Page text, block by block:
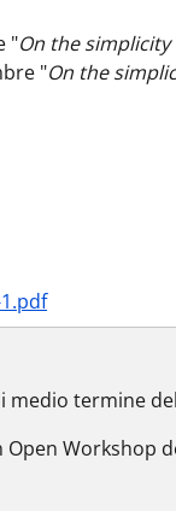
"On the
"On the
termine
Workshop